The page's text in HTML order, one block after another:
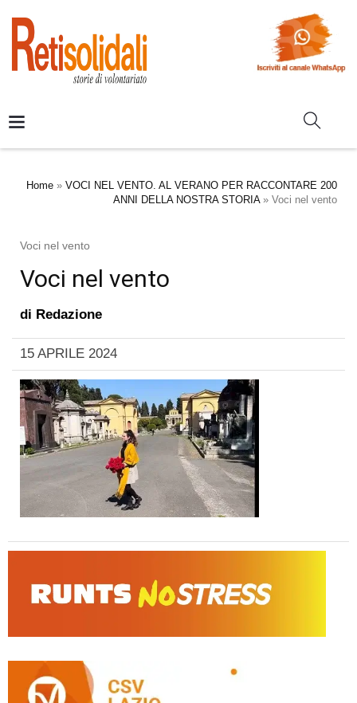
Home » VOCI NEL VENTO. AL VERANO PER RACCONTARE 200
ANNI DELLA NOSTRA STORIA» Voci nel vento
Voci nel vento
Voci nel vento
di Redazione
15 APRILE 2024